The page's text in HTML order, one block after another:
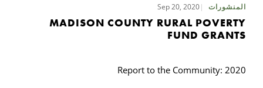
المنشورات Sep 20, 2020
MADISON COUNTY RURAL POVERTY
FUND GRANTS
Report to the Community: 2020